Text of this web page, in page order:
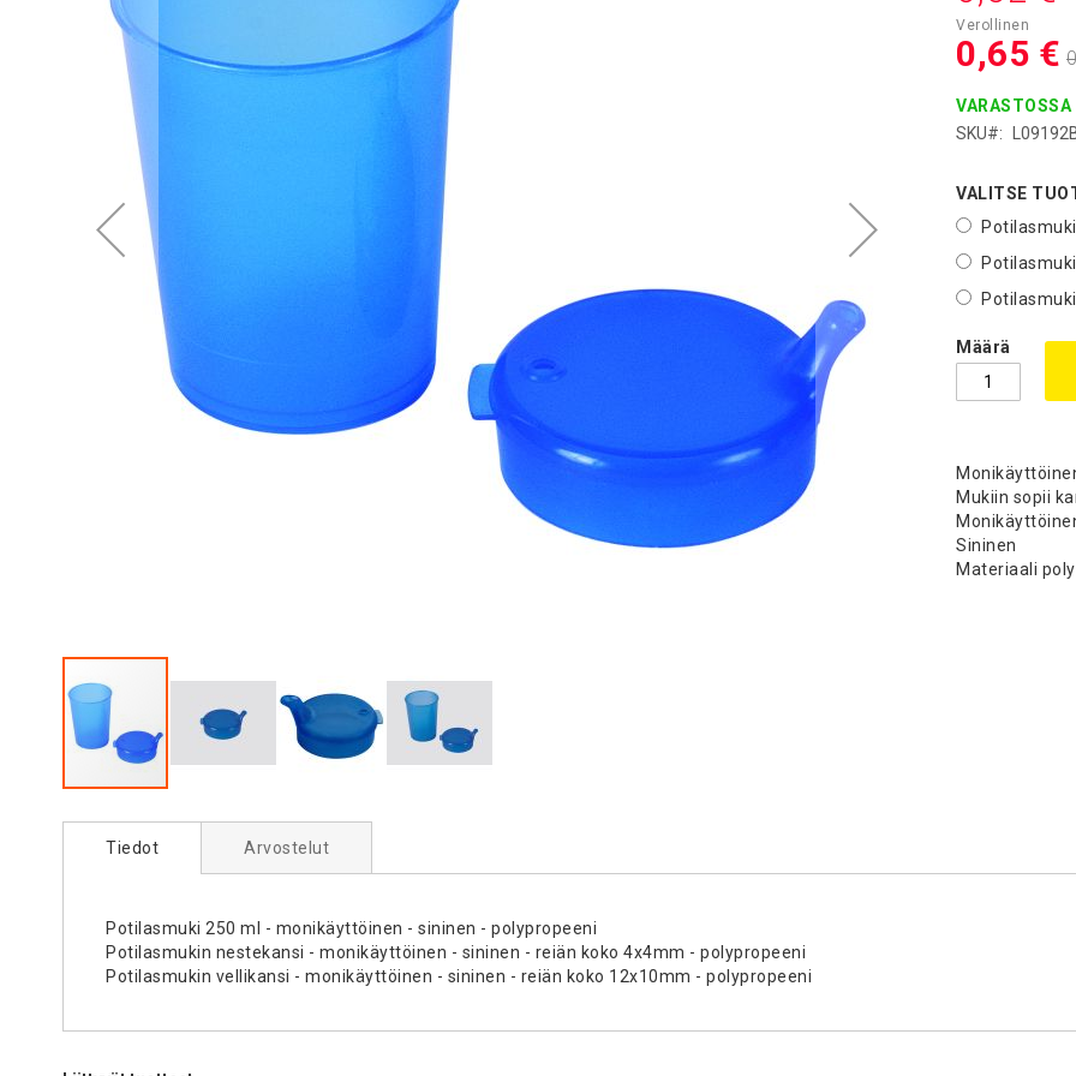
0,65 €
VARASTOSSA
SKU
VALITSE
Potilasmuki
Määrä
Mukiin sopii
Sininen
Materiaali
to
images
gallery
Tiedot
Potilasmuki 250 ml - monikäyttöinen - sininen - polypropeeni
Potilasmukin nestekansi - monikäyttöinen - sininen - reiän koko 4x4mm - polypropeeni
Potilasmukin vellikansi - monikäyttöinen - sininen - reiän koko 12x10mm - polypropeeni
Arvostelut